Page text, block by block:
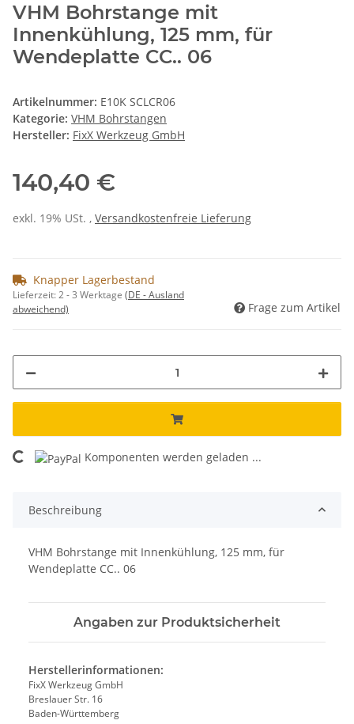
VHM Bohrstange mit
Innenkühlung, 125 mm, für
Wendeplatte CC.. 06
Artikelnummer: E10K SCLCR06
Kategorie: VHM Bohrstangen
Hersteller: FixX Werkzeug GmbH
140,40 €
exkl. 19% USt. , Versandkostenfreie Lieferung
Knapper Lagerbestand
Lieferzeit:2 - 3 Werktage (DE - Ausland
abweichend)
Frage zum Artikel
Loading... Komponenten werden geladen ...
Beschreibung
VHM Bohrstange mit Innenkühlung, 125 mm, für
Wendeplatte CC.. 06
Angaben zur Produktsicherheit
Herstellerinformationen:
FixX Werkzeug GmbH
Breslauer Str. 16
Baden-Württemberg